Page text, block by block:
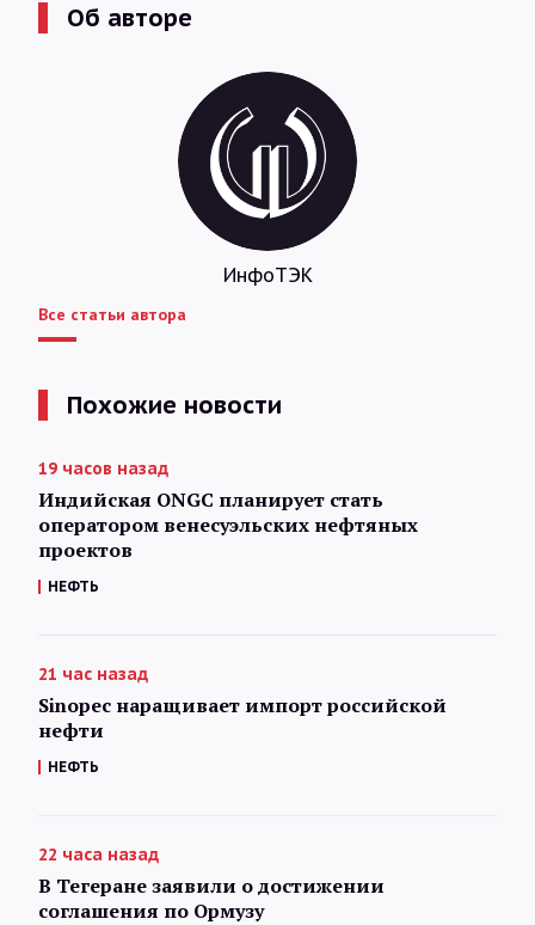
Об авторе
ИнфоТЭК
Все статьи автора
Похожие новости
19 часов назад
Индийская ONGC планирует стать
оператором венесуэльских нефтяных
проектов
НЕФТЬ
21 час назад
Sinopec наращивает импорт российской
нефти
НЕФТЬ
22 часа назад
В Тегеране заявили о достижении
соглашения по Ормузу